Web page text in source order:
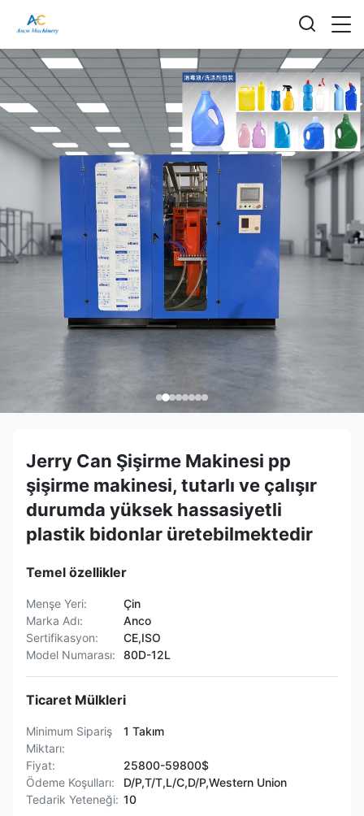
Jerry Can Şişirme Makinesi pp
şişirme makinesi, tutarlı ve çalışır
durumda yüksek hassasiyetli
plastik bidonlar üretebilmektedir
Temel özellikler
Menşe Yeri:
Çin
Marka Adı:
Anco
Sertifikasyon:
CE,ISO
Model Numarası:
80D-12L
Ticaret Mülkleri
Minimum Sipariş
Miktarı:
1 Takım
Fiyat:
25800-59800$
Ödeme Koşulları:
D/P,T/T,L/C,D/P,Western Union
Tedarik Yeteneği: 10